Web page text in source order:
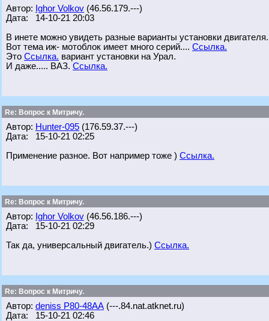
Автор: Ighor Volkov (46.56.179.---)
Дата: 14-10-21 20:03
В инете можно увидеть разные варианты установки двигателя.
Вот тема иж- мотоблок имеет много серий.... Ссылка.
Это Ссылка. вариант установки на Урал.
И даже..... ВАЗ. Ссылка.
Re: Вопрос к Митричу.
Автор: Hunter-095 (176.59.37.---)
Дата: 15-10-21 02:25
Применение разное. Вот например тоже ) Ссылка.
Re: Вопрос к Митричу.
Автор: Ighor Volkov (46.56.186.---)
Дата: 15-10-21 02:29
Так да, универсальный двигатель.) Ссылка.
Re: Вопрос к Митричу.
Автор: deniss Р80-48АА (---.84.nat.atknet.ru)
Дата: 15-10-21 02:46